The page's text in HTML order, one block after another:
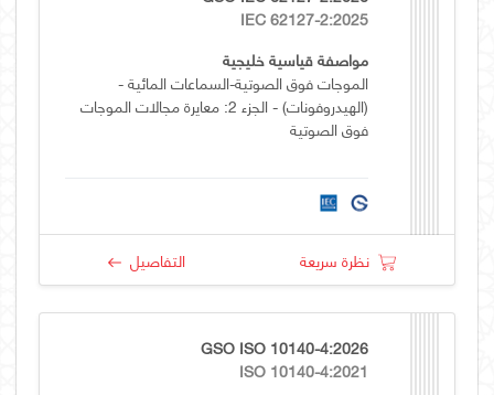
IEC 62127-2:2025
مواصفة قياسية خليجية
الموجات فوق الصوتية-السماعات المائية -
(الهيدروفونات) - الجزء 2: معايرة مجالات الموجات
فوق الصوتية
نظرة سريعة التفاصيل
GSO ISO 10140-4:2026
ISO 10140-4:2021